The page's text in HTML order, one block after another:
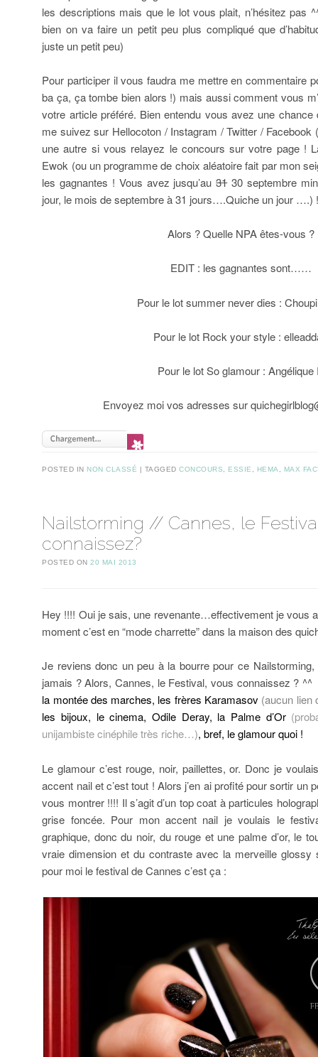
les descriptions mais que le lot vous plait, n’hésitez pas
bien on va faire un petit peu plus compliqué que
juste un petit peu)
Pour participer il vous faudra me mettre en commentaire
ba ça, ça tombe bien alors !) mais aussi comment vous
votre article préféré. Bien entendu vous avez une
me suivez sur Hellocoton / Instagram / Twitter / Facebook
une autre si vous relayez le concours sur votre page !
Ewok (ou un programme de choix aléatoire fait par mon
les gagnantes ! Vous avez jusqu’au3130 septembre
jour, le mois de septembre à 31 jours….Quiche un jour ….)
Alors ? Quelle NPA êtes-vous ?
EDIT : les gagnantes sont……
Pour le lot summer never dies :
Pour le lot Rock your style :
Pour le lot So glamour : Angélique
Envoyez moi vos adresses sur
POSTED IN NON CLASSÉ TAGGEDCONCOURS, ESSIE , HEMA, MAX
Nailstorming // Cannes, le
connaissez?
POSTED ON20 MAI 2013
Hey !!!! Oui je sais, une revenante…effectivement je vous
moment c’est en “mode charrette” dans la maison des
Je reviens donc un peu à la bourre pour ce
jamais ? Alors, Cannes, le Festival, vous connaissez ? ^^
la montée des marches, les frères Karamasov (aucun lien
les bijoux, le cinema, Odile Deray, la Palme d’Or
unijambiste cinéphile très riche…), bref, le glamour quoi !
Le glamour c’est rouge, noir, paillettes, or. Donc je
accent nail et c’est tout ! Alors j’en ai profité pour sortir un
vous montrer !!!! Il s’agit d’un top coat à particules
grise foncée. Pour mon accent nail je voulais le
graphique, donc du noir, du rouge et une palme d’or, le
vraie dimension et du contraste avec la merveille glossy
pour moi le festival de Cannes c’est ça :